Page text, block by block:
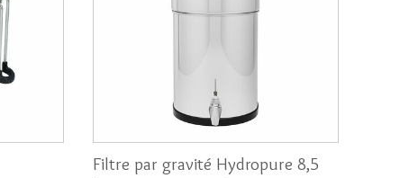
Filtre par gravité Hydropure 8,5